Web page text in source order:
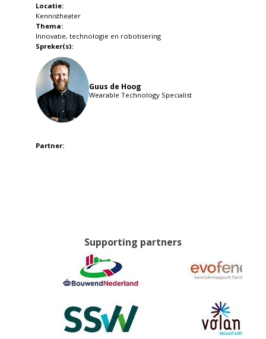
Locatie:
Kennistheater
Thema:
Innovatie, technologie en robotisering
Spreker(s):
Guus de Hoog
Wearable Technology Specialist
Partner:
Supporting partners